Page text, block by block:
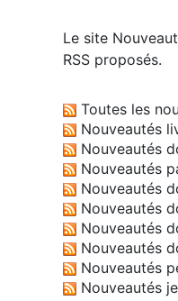
Le site
RSS proposés.
Toutes les
Nouveautés
Nouveautés
Nouveautés
Nouveautés
Nouveautés
Nouveautés
Nouveautés
Nouveautés
Nouveautés